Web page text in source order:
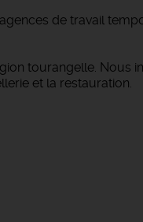
de travail
tourangelle. Nous
et la restauration.